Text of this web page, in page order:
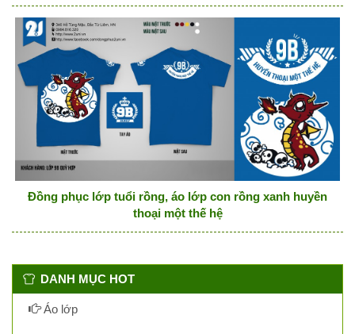
Đồng phục lớp tuổi rồng, áo lớp con rồng xanh huyền
thoại một thế hệ
DANH MỤC HOT
Áo lớp